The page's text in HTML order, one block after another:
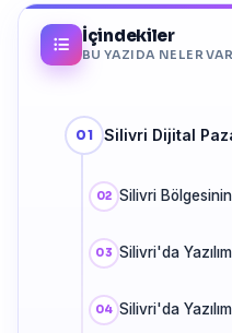
İçindekiler
BU YAZIDA NELER
Silivri Dijital
Silivri
Silivri'da
Silivri'da